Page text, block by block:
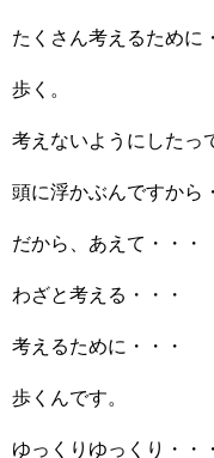
たくさん考えるために
歩く。
考えないようにしたっ
頭に浮かぶんですから
だから、あえて・・・
わざと考える・・・
考えるために・・・
歩くんです。
ゆっくりゆっくり・・・